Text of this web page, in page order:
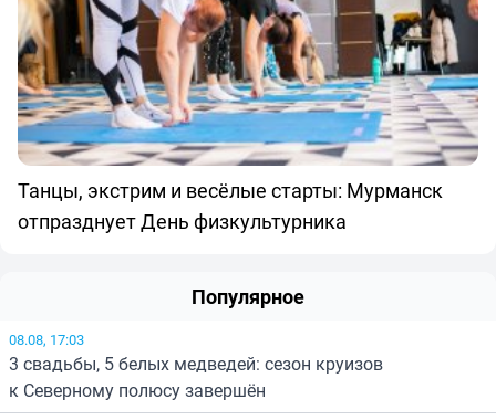
Танцы, экстрим и весёлые старты: Мурманск
отпразднует День физкультурника
Популярное
08.08, 17:03
3 свадьбы, 5 белых медведей: сезон круизов
к Северному полюсу завершён